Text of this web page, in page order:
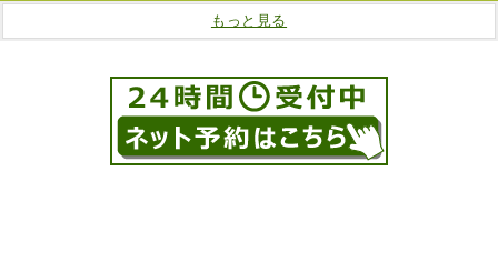
もっと見る